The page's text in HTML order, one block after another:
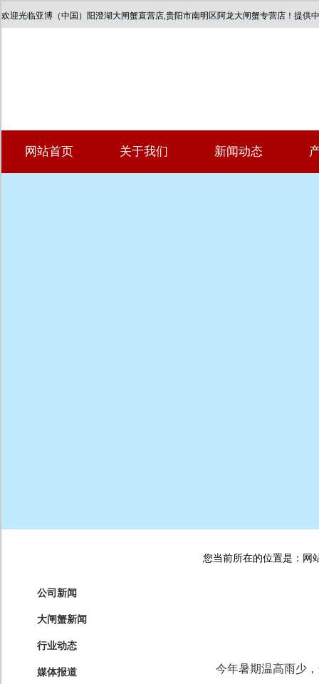
欢迎光临亚博（中国）阳澄湖大闸蟹直营店,贵阳市南明区阿龙大闸蟹专营店！提供
网站首页 关于我们 新闻动态
公司新闻
大闸蟹新闻
行业动态
媒体报道
您当前所在的位置是：网
今年暑期温高雨少